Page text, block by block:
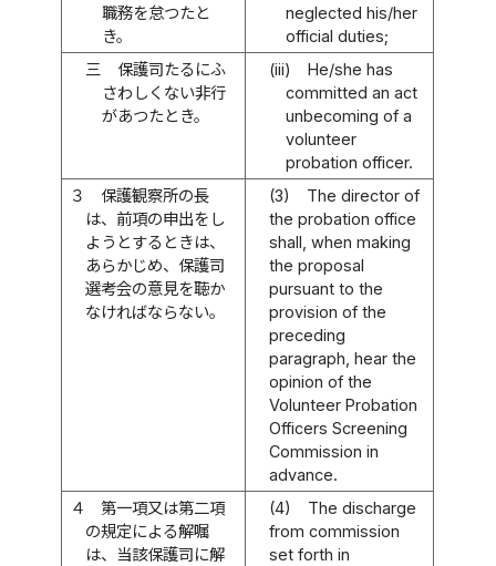
職務を怠つたと
き。
neglected his/her
official duties;
三
保護司たるにふ
さわしくない非行
があつたとき。
(iii)
He/she has
committed an act
unbecoming of a
volunteer
probation officer.
３
保護観察所の長
は、前項の申出をし
ようとするときは、
あらかじめ、保護司
選考会の意見を聴か
なければならない。
(3)
The director of
the probation office
shall, when making
the proposal
pursuant to the
provision of the
preceding
paragraph, hear the
opinion of the
Volunteer Probation
Officers Screening
Commission in
advance.
４
第一項又は第二項
の規定による解嘱
は、当該保護司に解
(4)
The discharge
from commission
set forth in